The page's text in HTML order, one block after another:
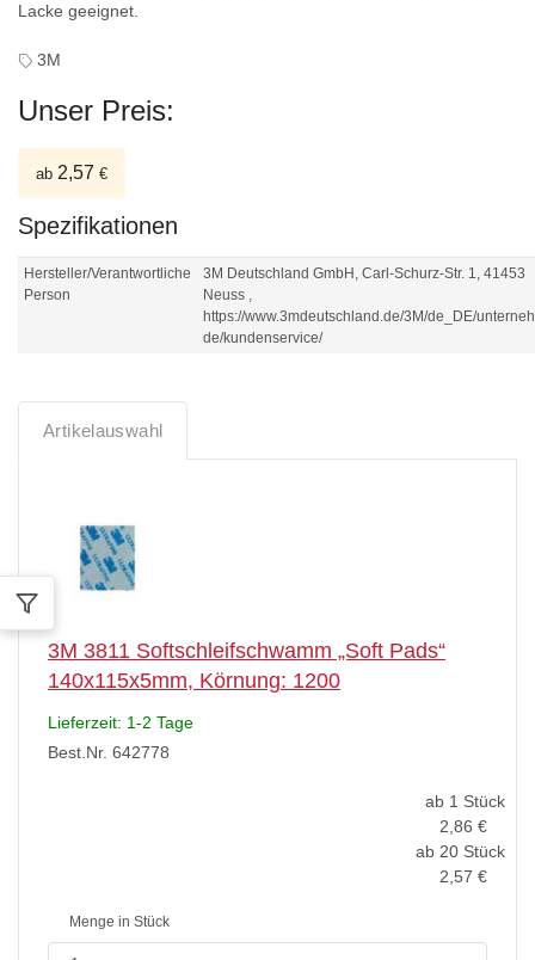
Lacke geeignet.
3M
Unser Preis:
ab 2,57 €
Spezifikationen
Hersteller/Verantwortliche
Person
3M Deutschland GmbH, Carl-Schurz-Str. 1, 41453
Neuss ,
https://www.3mdeutschland.de/3M/de_DE/
de/kundenservice/
Artikelauswahl
3M 3811 Softschleifschwamm „Soft Pads“
140x115x5mm, Körnung: 1200
Lieferzeit: 1-2 Tage
Best.Nr. 642778
ab 1 Stück
2,86 €
ab 20 Stück
2,57 €
Menge in Stück